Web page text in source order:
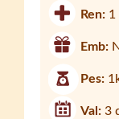
Ren: 1
Emb:
Pes:
Val:3